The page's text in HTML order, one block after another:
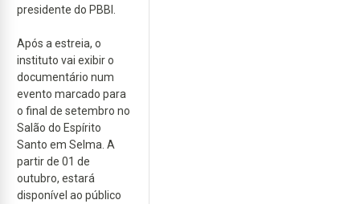
presidente do PBBI.
Após a estreia, o
instituto vai exibir o
documentário num
evento marcado para
o final de setembro no
Salão do Espírito
Santo em Selma. A
partir de 01 de
outubro, estará
disponível ao público